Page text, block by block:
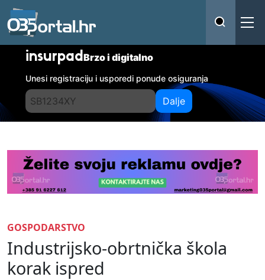
insurpadBrzo i digitalno
Unesi registraciju i usporedi ponude osiguranja
Dalje
GOSPODARSTVO
Industrijsko-obrtnička škola
korak ispred